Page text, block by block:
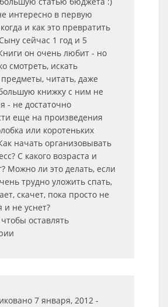
интересно в первую
и как это превратить
сейчас 1 год и 5
он очень любит - но
смотреть, искать
читать, даже
книжку с ним не
- не достаточно
еще на произведения
или коротеньких
начать организовывать
С какого возраста и
Можно ли это делать, если
трудно уложить спать,
скачет, пока просто не
и не уснет?
оставлять
7 января, 2012 -